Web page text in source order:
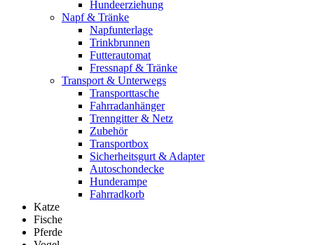
Hundeerziehung
Napf & Tränke
Napfunterlage
Trinkbrunnen
Futterautomat
Fressnapf & Tränke
Transport & Unterwegs
Transporttasche
Fahrradanhänger
Trenngitter & Netz
Zubehör
Transportbox
Sicherheitsgurt & Adapter
Autoschondecke
Hunderampe
Fahrradkorb
Katze
Fische
Pferde